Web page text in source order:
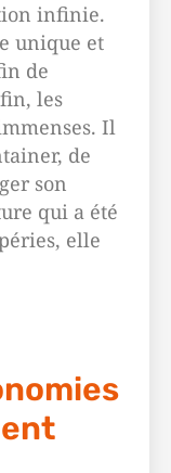
infinie.
unique et
de
les
Il
de
son
qui a été
elle